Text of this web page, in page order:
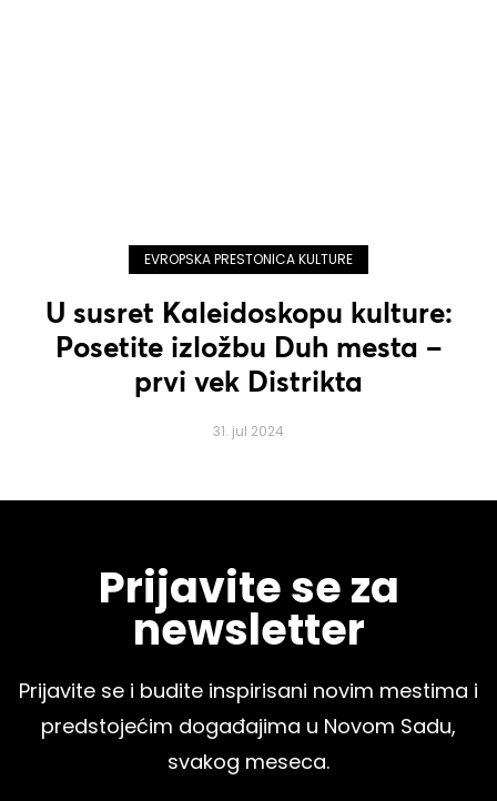
EVROPSKA PRESTONICA KULTURE
U susret Kaleidoskopu kulture:
Posetite izložbu Duh mesta –
prvi vek Distrikta
31. jul 2024
Prijavite se za
newsletter
Prijavite se i budite inspirisani novim mestima i
predstojećim događajima u Novom Sadu,
svakog meseca.